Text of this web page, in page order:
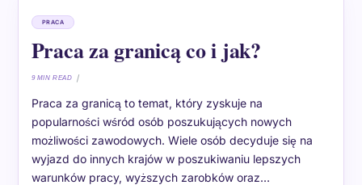
PRACA
Praca za granicą co i jak?
9 MIN READ
Praca za granicą to temat, który zyskuje na
popularności wśród osób poszukujących nowych
możliwości zawodowych. Wiele osób decyduje się na
wyjazd do innych krajów w poszukiwaniu lepszych
warunków pracy, wyższych zarobków oraz…